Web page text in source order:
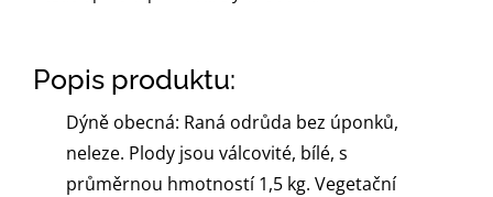
Popis produktu:
Dýně obecná: Raná odrůda bez úponků,
neleze. Plody jsou válcovité, bílé, s
průměrnou hmotností 1,5 kg. Vegetační